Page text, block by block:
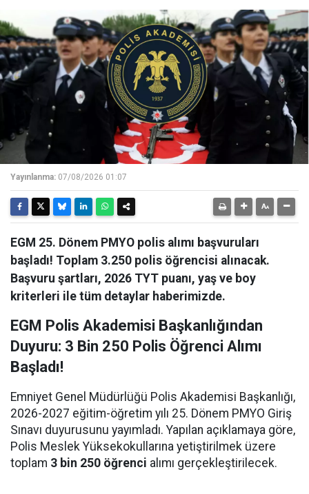
Yayınlanma: 07/08/2026 01:07
EGM 25. Dönem PMYO polis alımı başvuruları
başladı! Toplam 3.250 polis öğrencisi alınacak.
Başvuru şartları, 2026 TYT puanı, yaş ve boy
kriterleri ile tüm detaylar haberimizde.
EGM Polis Akademisi Başkanlığından
Duyuru: 3 Bin 250 Polis Öğrenci Alımı
Başladı!
Emniyet Genel Müdürlüğü Polis Akademisi Başkanlığı,
2026-2027 eğitim-öğretim yılı 25. Dönem PMYO Giriş
Sınavı duyurusunu yayımladı. Yapılan açıklamaya göre,
Polis Meslek Yüksekokullarına yetiştirilmek üzere
toplam 3 bin 250 öğrenci alımı gerçekleştirilecek.